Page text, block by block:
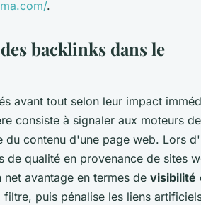
.
backlinks dans le
avant tout selon leur impact
consiste à signaler aux moteurs
du contenu d'une page web. Lors
de qualité en provenance de sites
net avantage en termes de visibilité
puis pénalise les liens